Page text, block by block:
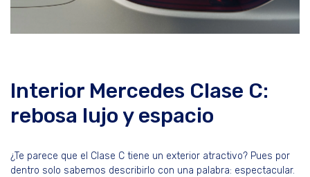
Interior Mercedes Clase C:
rebosa lujo y espacio
¿Te parece que el Clase C tiene un exterior atractivo? Pues por
dentro solo sabemos describirlo con una palabra: espectacular.